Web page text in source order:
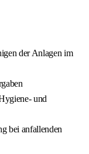
der Anlagen im
und
bei anfallenden